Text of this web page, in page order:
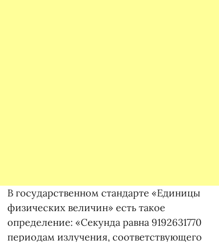
В государственном стандарте «Единицы
физических величин» есть такое
определение: «Секунда равна 9192631770
периодам излучения, соответствующего